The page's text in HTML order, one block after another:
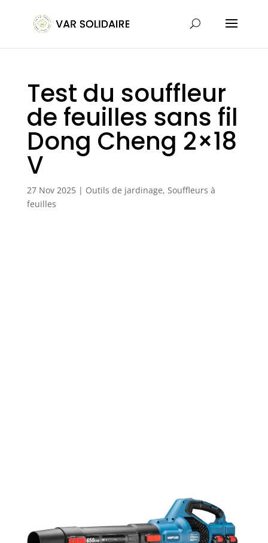
Test du souffleur
de feuilles sans fil
Dong Cheng 2×18
V
27 Nov 2025| Outils de jardinage, Souffleurs à
feuilles